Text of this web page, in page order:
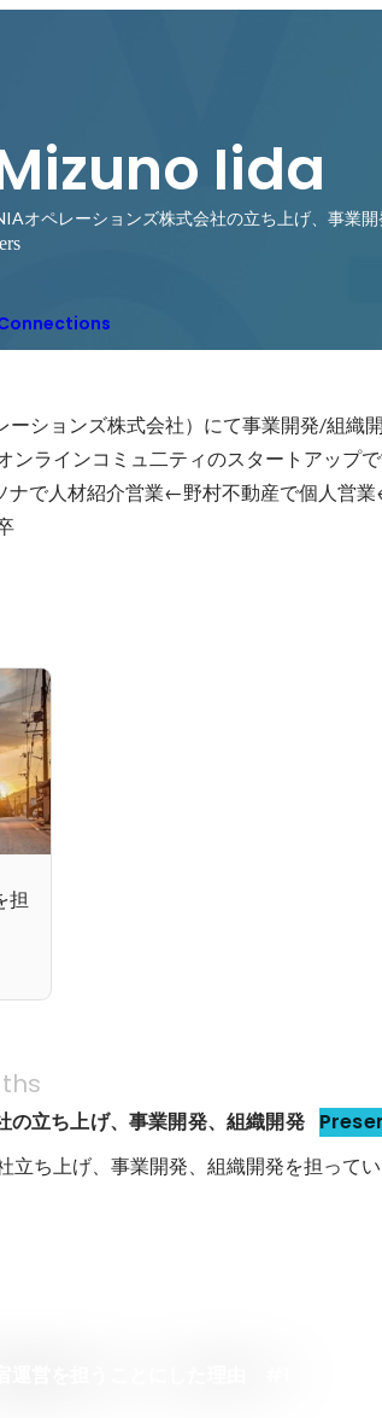
Iida
オペレーションズ株式会社の立ち上げ、事業
ーションズ株式会社）にて事業開発/組織
ンラインコミュ二ティのスタートアップ
で人材紹介営業←野村不動産で個人営
担
の立ち上げ、事業開発、組織開発
ち上げ、事業開発、組織開発を担ってい